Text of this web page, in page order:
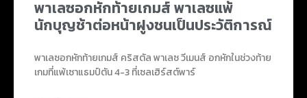
พาเลซอกหักท้ายเกมส์ พาเลซแพ้
นักบุญช้าต่อหน้าฝูงชนเป็นประวัติการณ์
พาเลซอกหักท้ายเกมส์ คริสตัล พาเลซ วีเมนส์ อกหักในช่วงท้าย
เกมที่แพ้เซาแธมป์ตัน 4-3 ที่เซลเฮิร์สต์พาร์